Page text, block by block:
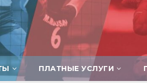
ПЛАТНЫЕ УСЛУГИ